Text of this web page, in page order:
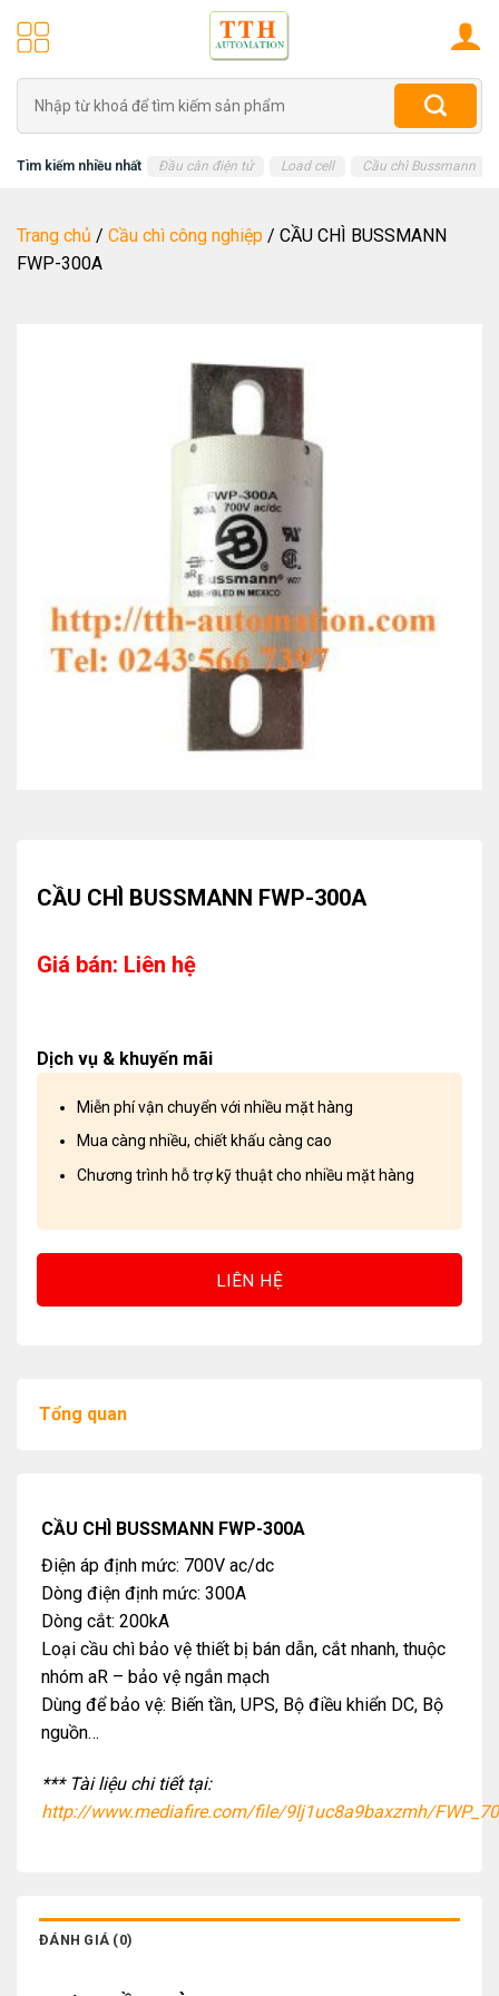
kiếm:
Tìm kiếm nhiều nhất Đầu cân điện tử Load cell Cầu chì Bussmann
Trang chủ / Cầu chì công nghiệp / CẦU CHÌ BUSSMANN
FWP-300A
CẦU CHÌ BUSSMANN FWP-300A
Giá bán: Liên hệ
Dịch vụ & khuyến mãi
Miễn phí vận chuyển với nhiều mặt hàng
Mua càng nhiều, chiết khấu càng cao
Chương trình hỗ trợ kỹ thuật cho nhiều mặt hàng
LIÊN HỆ
Tổng quan
CẦU CHÌ BUSSMANN FWP-300A
Điện áp định mức: 700V ac/dc
Dòng điện định mức: 300A
Dòng cắt: 200kA
Loại cầu chì bảo vệ thiết bị bán dẫn, cắt nhanh, thuộc
nhóm aR – bảo vệ ngắn mạch
Dùng để bảo vệ: Biến tần, UPS, Bộ điều khiển DC, Bộ
nguồn…
*** Tài liệu chi tiết tại:
http://www.mediafire.com/file/9lj1uc8a9baxzmh/
ĐÁNH GIÁ (0)